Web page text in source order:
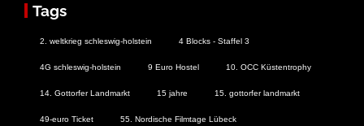
Tags
2. weltkrieg schleswig-holstein 4 Blocks - Staffel 3
4G schleswig-holstein 9 Euro Hostel 10. OCC Küstentrophy
14. Gottorfer Landmarkt 15 jahre 15. gottorfer landmarkt
49-euro Ticket 55. Nordische Filmtage Lübeck